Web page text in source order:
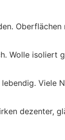
Oberflächen
Wolle isoliert
Viele
dezenter,